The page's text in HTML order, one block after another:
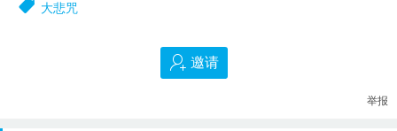
大悲咒
邀请
举报